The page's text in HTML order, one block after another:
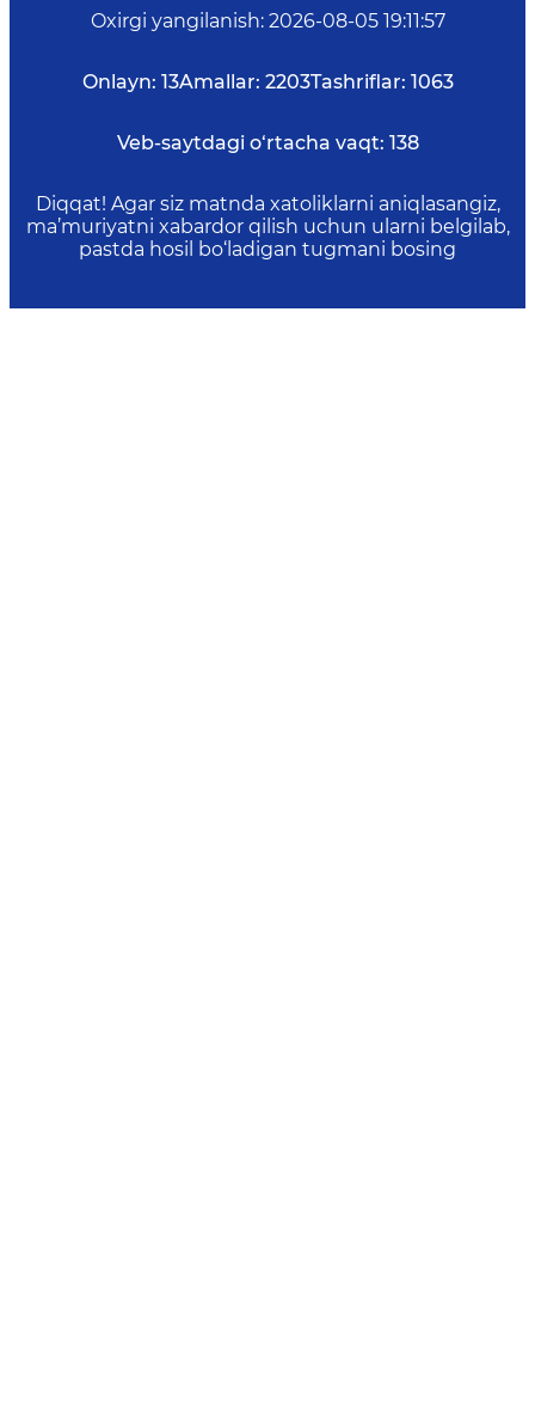
Oxirgi yangilanish: 2026-08-05 19:11:57
Onlayn: 13Amallar: 2203Tashriflar: 1063
Veb-saytdagi o‘rtacha vaqt: 138
Diqqat! Agar siz matnda xatoliklarni aniqlasangiz,
ma’muriyatni xabardor qilish uchun ularni belgilab,
pastda hosil bo‘ladigan tugmani bosing